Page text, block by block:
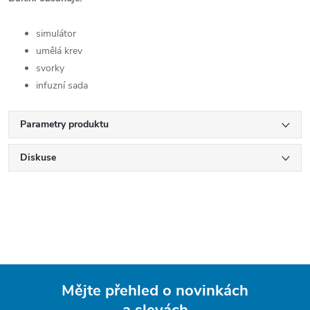
simulátor
umělá krev
svorky
infuzní sada
Parametry produktu
Diskuse
Mějte přehled o novinkách